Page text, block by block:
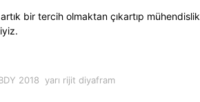
bir tercih olmaktan çıkartıp mühendislik
2018 yarı rijit diyafram